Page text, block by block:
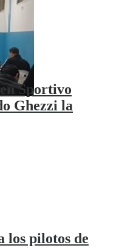
Sportivo
Ghezzi la
los pilotos de